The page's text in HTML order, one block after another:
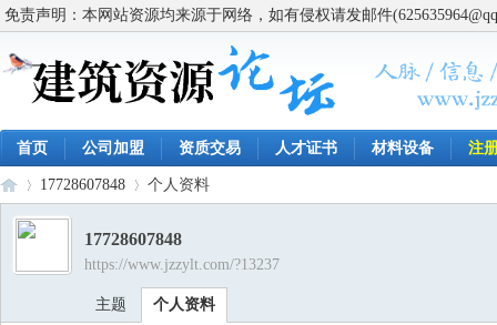
免责声明：本网站资源均来源于网络，如有侵权请发邮件
首页 公司加盟 资质交易 人才证书 材料设备 注
›
17728607848 个人资料
17728607848
https://www.jzzylt.com/?13237
主题 个人资料